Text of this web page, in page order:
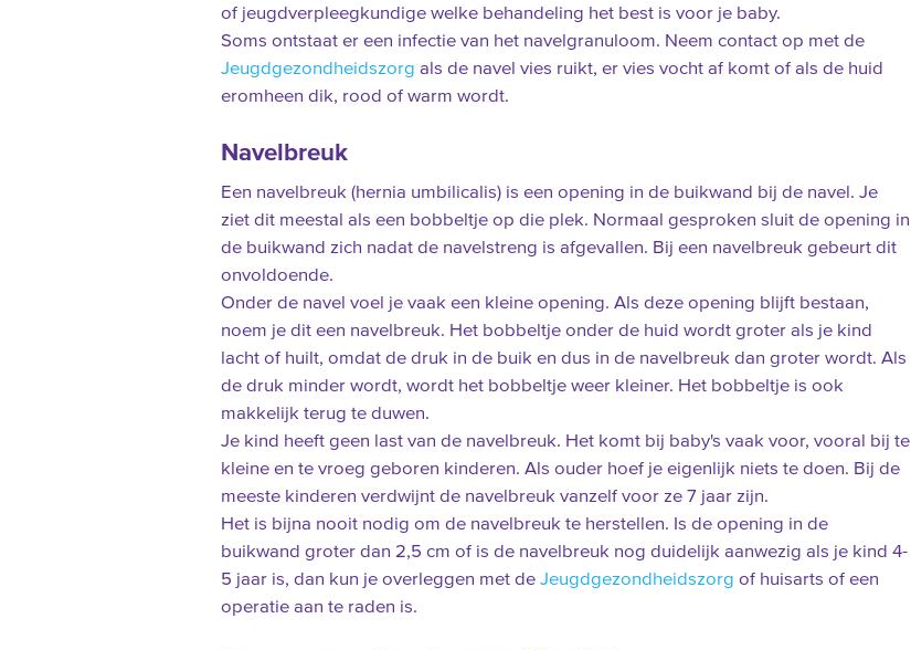
of jeugdverpleegkundige welke behandeling het best is voor je baby.
Soms ontstaat er een infectie van het navelgranuloom. Neem contact op met de
Jeugdgezondheidszorg als de navel vies ruikt, er vies vocht af komt of als de huid
eromheen dik, rood of warm wordt.
Navelbreuk
Een navelbreuk (hernia umbilicalis) is een opening in de buikwand bij de navel. Je
ziet dit meestal als een bobbeltje op die plek. Normaal gesproken sluit de opening in
de buikwand zich nadat de navelstreng is afgevallen. Bij een navelbreuk gebeurt dit
onvoldoende.
Onder de navel voel je vaak een kleine opening. Als deze opening blijft bestaan,
noem je dit een navelbreuk. Het bobbeltje onder de huid wordt groter als je kind
lacht of huilt, omdat de druk in de buik en dus in de navelbreuk dan groter wordt. Als
de druk minder wordt, wordt het bobbeltje weer kleiner. Het bobbeltje is ook
makkelijk terug te duwen.
Je kind heeft geen last van de navelbreuk. Het komt bij baby's vaak voor, vooral bij te
kleine en te vroeg geboren kinderen. Als ouder hoef je eigenlijk niets te doen. Bij de
meeste kinderen verdwijnt de navelbreuk vanzelf voor ze 7 jaar zijn.
Het is bijna nooit nodig om de navelbreuk te herstellen. Is de opening in de
buikwand groter dan 2,5 cm of is de navelbreuk nog duidelijk aanwezig als je kind 4-
5 jaar is, dan kun je overleggen met de Jeugdgezondheidszorg of huisarts of een
operatie aan te raden is.